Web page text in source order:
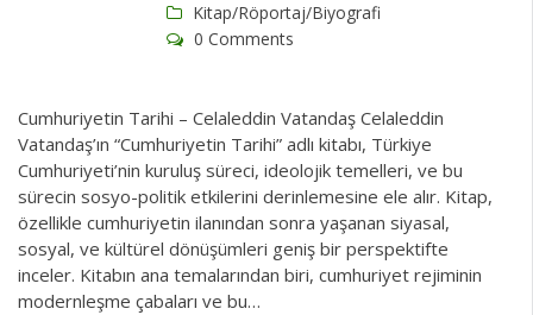
Kitap/Röportaj/Biyografi
0 Comments
Cumhuriyetin Tarihi – Celaleddin Vatandaş Celaleddin
Vatandaş’ın “Cumhuriyetin Tarihi” adlı kitabı, Türkiye
Cumhuriyeti’nin kuruluş süreci, ideolojik temelleri, ve bu
sürecin sosyo-politik etkilerini derinlemesine ele alır. Kitap,
özellikle cumhuriyetin ilanından sonra yaşanan siyasal,
sosyal, ve kültürel dönüşümleri geniş bir perspektifte
inceler. Kitabın ana temalarından biri, cumhuriyet rejiminin
modernleşme çabaları ve bu…